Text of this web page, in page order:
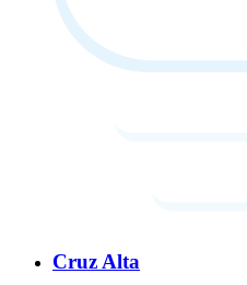
Cruz Alta